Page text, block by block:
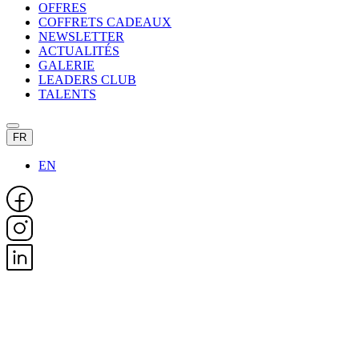
OFFRES
COFFRETS CADEAUX
NEWSLETTER
ACTUALITÉS
GALERIE
LEADERS CLUB
TALENTS
FR
EN